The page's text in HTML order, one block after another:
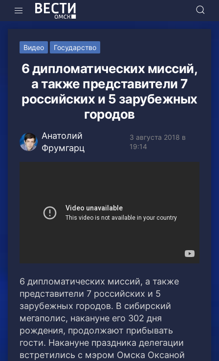
Видео Государство
6 дипломатических миссий,
а также представители 7
российских и 5 зарубежных
городов
Анатолий
Фрумгарц
3 августа 2018 в
19:14
6 дипломатических миссий, а также
представители 7 российских и 5
зарубежных городов. В сибирский
мегаполис, накануне его 302 дня
рождения, продолжают прибывать
гости. Накануне праздника делегации
встретились с мэром Омска Оксаной